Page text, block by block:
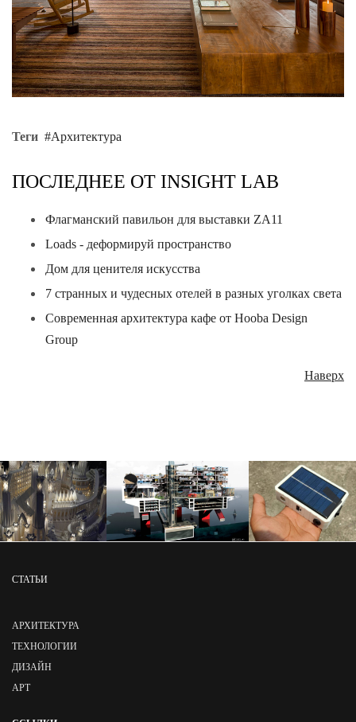
Теги Архитектура
ПОСЛЕДНЕЕ ОТ INSIGHT LAB
Флагманский павильон для выставки ZA11
Loads - деформируй пространство
Дом для ценителя искусства
7 странных и чудесных отелей в разных уголках света
Современная архитектура кафе от Hooba Design
Group
Наверх
СТАТЬИ
АРХИТЕКТУРА
ТЕХНОЛОГИИ
ДИЗАЙН
АРТ